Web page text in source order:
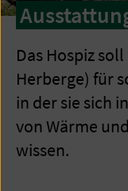
Das Hospiz
Herberge) für
in der sie sich
von Wärme
wissen.